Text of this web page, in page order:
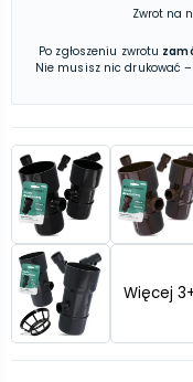
Zwrot na
Po zgłoszeniu zwrotu
Nie musisz nic drukować
Więcej 3